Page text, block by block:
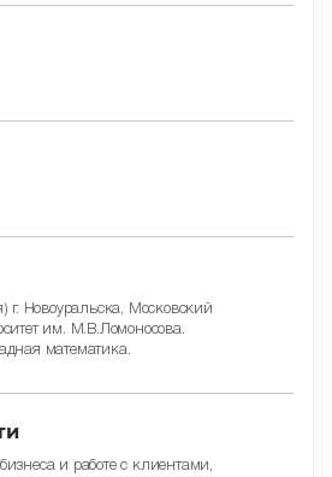
г. Новоуральска, Московский
им. М.В.Ломоносова.
математика.
и работе с клиентами,